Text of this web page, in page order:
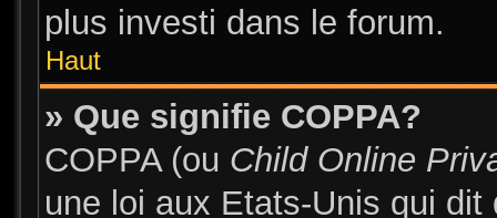
plus investi dans le forum.
Haut
» Que signifie COPPA?
COPPA (ou Child Online
une loi aux Etats-Unis qui